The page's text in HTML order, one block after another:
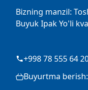
Bizning manzil:
Buyuk Ipak Yo'li
+998 78 555 64
Buyurtma